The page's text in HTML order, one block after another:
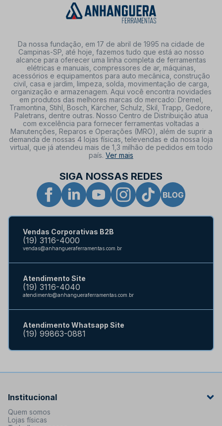
Da nossa fundação, em 17 de abril de 1995 na cidade de
Campinas-SP, até hoje, fazemos tudo que está ao nosso
alcance para oferecer uma linha completa de ferramentas
elétricas e manuais, compressores de ar, máquinas,
acessórios e equipamentos para auto mecânica, construção
civil, casa e jardim, limpeza, solda, movimentação de carga,
organização e armazenagem. Aqui você encontra novidades
em produtos das melhores marcas do mercado: Dremel,
Tramontina, Stihl, Bosch, Kärcher, Schulz, Skil, Trapp, Gedore,
Paletrans, dentre outras. Nosso Centro de Distribuição atua
com excelência para fornecer ferramentas voltadas a
Manutenções, Reparos e Operações (MRO), além de suprir a
demanda de nossas 4 lojas físicas, televendas e da nossa loja
virtual, que já atendeu mais de 1,3 milhão de pedidos em todo
país. Ver mais
SIGA NOSSAS REDES
Vendas Corporativas B2B
(19) 3116-4000
vendas@anhangueraferramentas.com.br
Atendimento Site
(19) 3116-4040
atendimento@anhangueraferramentas.com.br
Atendimento Whatsapp Site
(19) 99863-0881
Institucional
Quem somos
Lojas físicas